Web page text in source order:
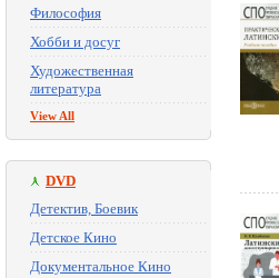
Философия
Хобби и досуг
Художественная
литература
View All
DVD
Детектив, Боевик
Детское Кино
Документальное Кино